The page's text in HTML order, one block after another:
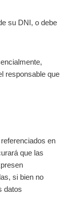
su DNI, o debe
responsable que
en
que las
si bien no
datos